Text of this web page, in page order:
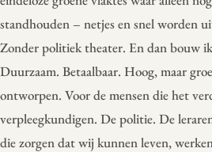
standhouden – netjes en snel worden
Zonder politiek theater. En dan bouw
Duurzaam. Betaalbaar. Hoog, maar
ontworpen. Voor de mensen die het
verpleegkundigen. De politie. De
die zorgen dat wij kunnen leven,